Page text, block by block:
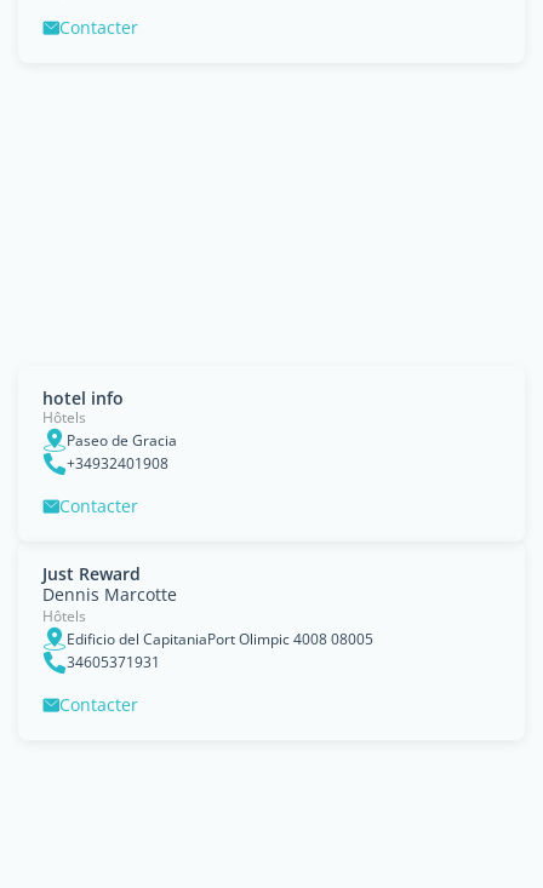
Contacter
hotel info
Hôtels
Paseo de Gracia
+34932401908
Contacter
Just Reward
Dennis Marcotte
Hôtels
Edificio del CapitaniaPort Olimpic 4008 08005
34605371931
Contacter